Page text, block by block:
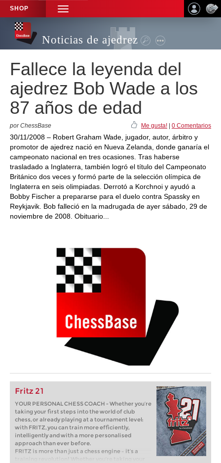
SHOP
TOGGLE
NAVIGATION
Noticias de ajedrez
Fallece la leyenda del
ajedrez Bob Wade a los
87 años de edad
por ChessBase Me gusta! 0 Comentarios
30/11/2008 – Robert Graham Wade, jugador, autor, árbitro y
promotor de ajedrez nació en Nueva Zelanda, donde ganaría el
campeonato nacional en tres ocasiones. Tras haberse
trasladado a Inglaterra, también logró el título del Campeonato
Británico dos veces y formó parte de la selección olímpica de
Inglaterra en seis olimpiadas. Derrotó a Korchnoi y ayudó a
Bobby Fischer a prepararse para el duelo contra Spassky en
Reykjavik. Bob falleció en la madrugada de ayer sábado, 29 de
noviembre de 2008. Obituario...
Fritz 21
YOUR PERSONAL CHESS COACH - Whether you’re
taking your first steps into the world of club
chess, or already playing at a tournament level:
with FRITZ, you can train more efficiently,
intelligently and with a more personalised
approach than ever before.
FRITZ is more than just a chess engine – it’s a
training revolution! Whether you’re taking your